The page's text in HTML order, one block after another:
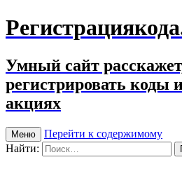
Умный сайт
регистрировать коды
акциях
Меню
Перейти к содержимому
Найти: